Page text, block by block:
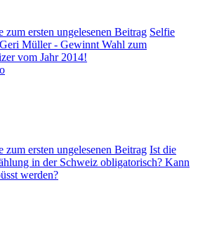
Selfie
Müller - Gewinnt Wahl zum
vom Jahr 2014!
Ist die
in der Schweiz obligatorisch? Kann
werden?